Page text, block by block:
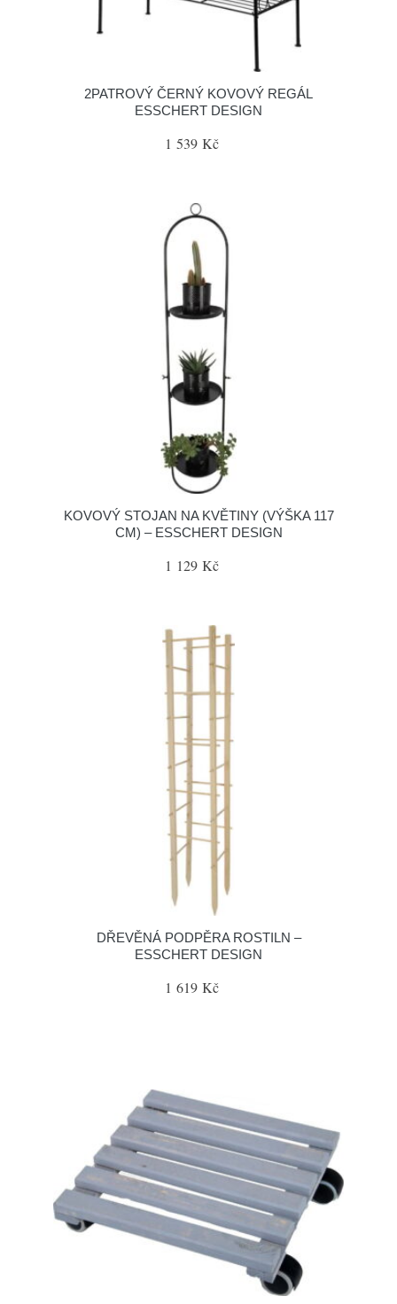
2PATROVÝ ČERNÝ KOVOVÝ REGÁL
ESSCHERT DESIGN
1 539 Kč
KOVOVÝ STOJAN NA KVĚTINY (VÝŠKA 117
CM) – ESSCHERT DESIGN
1 129 Kč
DŘEVĚNÁ PODPĚRA ROSTILN –
ESSCHERT DESIGN
1 619 Kč